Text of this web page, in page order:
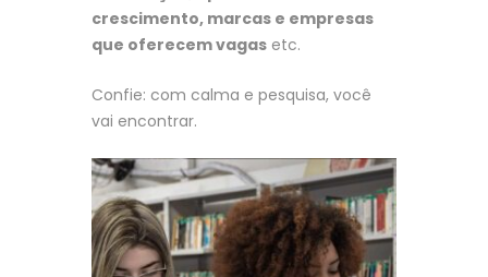
crescimento, marcas e empresas
que oferecem vagas etc.
Confie: com calma e pesquisa, você
vai encontrar.